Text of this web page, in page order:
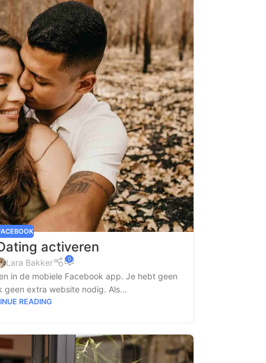
activeren
Lara Bakker 0
in de mobiele Facebook app. Je hebt geen
extra website nodig. Als...
READING